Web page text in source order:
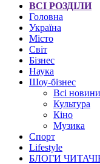
ВСІ РОЗДІЛИ
Головна
Україна
Місто
Світ
Бізнес
Наука
Шоу-бізнес
Всі
Культура
Кіно
Музика
Спорт
Lifestyle
БЛОГИ